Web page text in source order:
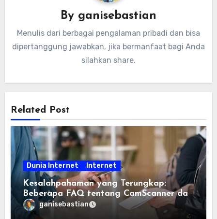
By ganisebastian
Menulis dari berbagai pengalaman pribadi dan bisa
dipertanggung jawabkan, jika bermanfaat bagi Anda
silahkan share.
Related Post
Dunia Internet Internet
Kesalahpahaman yang Terungkap:
Beberapa FAQ tentang CamScanner dan
Scanner App, Terjawab
ganisebastian